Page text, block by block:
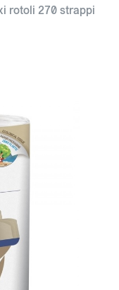
rotoli 270 strappi